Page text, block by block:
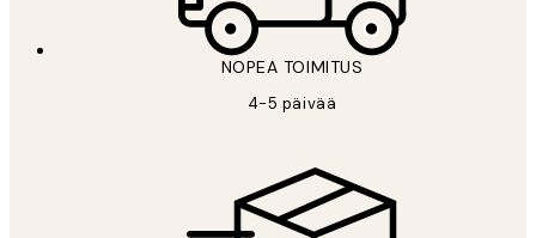
NOPEA TOIMITUS
4-5 päivää